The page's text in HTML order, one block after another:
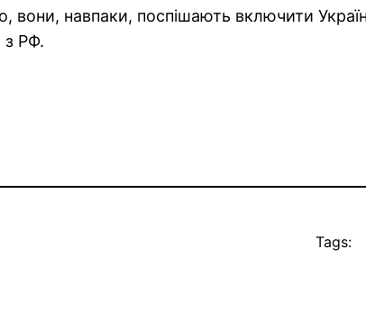
вони, навпаки, поспішають включити
з РФ.
Tags: